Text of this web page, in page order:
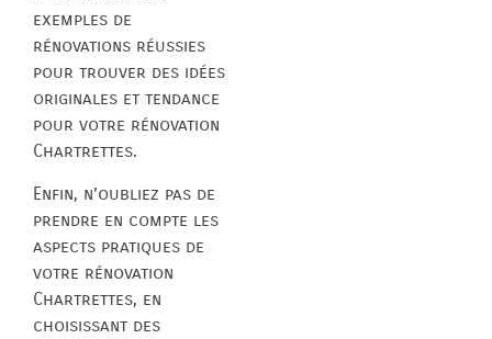
exemples de
rénovations réussies
pour trouver des idées
originales et tendance
pour votre rénovation
Chartrettes.
Enfin, n’oubliez pas de
prendre en compte les
aspects pratiques de
votre rénovation
Chartrettes, en
choisissant des